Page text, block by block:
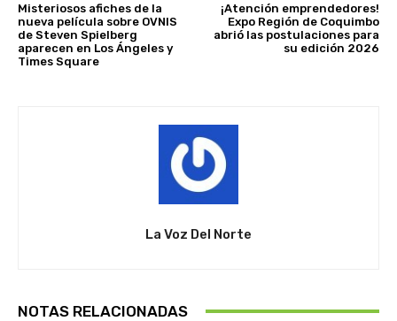
Misteriosos afiches de la
nueva película sobre OVNIS
de Steven Spielberg
aparecen en Los Ángeles y
Times Square
¡Atención emprendedores!
Expo Región de Coquimbo
abrió las postulaciones para
su edición 2026
La Voz Del Norte
NOTAS RELACIONADAS